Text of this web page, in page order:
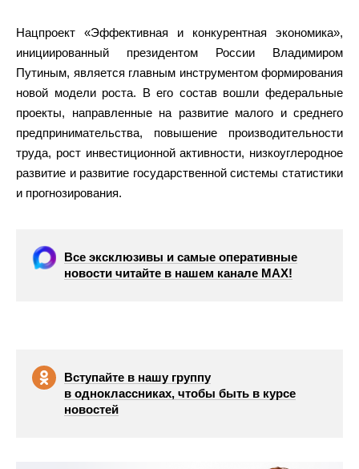
Нацпроект «Эффективная и конкурентная экономика»,
инициированный президентом России Владимиром
Путиным, является главным инструментом формирования
новой модели роста. В его состав вошли федеральные
проекты, направленные на развитие малого и среднего
предпринимательства, повышение производительности
труда, рост инвестиционной активности, низкоуглеродное
развитие и развитие государственной системы статистики
и прогнозирования.
Все эксклюзивы и самые оперативные
новости читайте в нашем канале МАХ!
Вступайте в нашу группу
в одноклассниках, чтобы быть в курсе
новостей